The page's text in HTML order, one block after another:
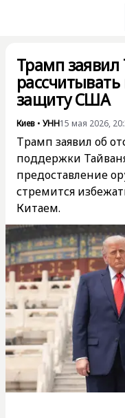
Трамп
защиту США
Киев • УНН15 мая 2026,
Трамп заявил об
поддержки
предоставление
стремится
Китаем.